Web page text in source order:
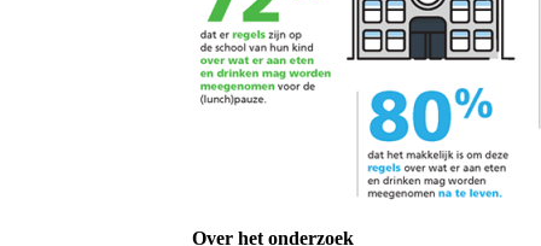
Over het onderzoek